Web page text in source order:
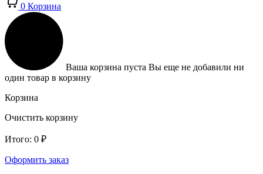
0 Корзина
Ваша корзина пуста Вы еще не добавили ни
один товар в корзину
Корзина
Очистить корзину
Итого: 0 ₽
Оформить заказ